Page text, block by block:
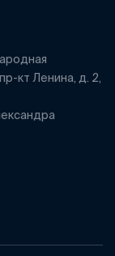
кт Ленина, д. 2,